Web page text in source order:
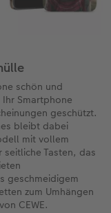
schön und
Smartphone
geschützt.
bleibt dabei
mit vollem
Tasten, das
geschmeidigem
zum Umhängen
CEWE.